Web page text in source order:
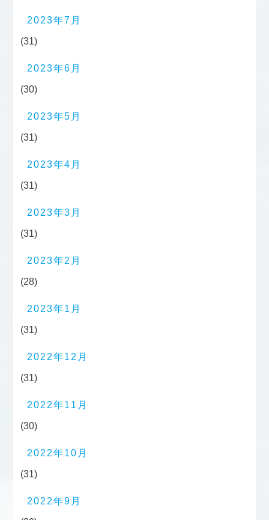
2023年7月
(31)
2023年6月
(30)
2023年5月
(31)
2023年4月
(31)
2023年3月
(31)
2023年2月
(28)
2023年1月
(31)
2022年12月
(31)
2022年11月
(30)
2022年10月
(31)
2022年9月